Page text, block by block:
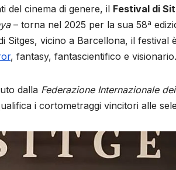
del cinema di genere, il Festival di
– torna nel 2025 per la sua 58ª
Sitges, vicino a Barcellona, il festival
, fantasy, fantascientifico e visionario.
dalla Federazione Internazionale
i cortometraggi vincitori alle